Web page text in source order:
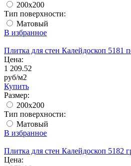
200x200
Тип поверхности:
Матовый
В избранное
Плитка для стен Калейдоскоп 5181
Цена:
1 209.52
руб/м2
Купить
Размер:
200x200
Тип поверхности:
Матовый
В избранное
Плитка для стен Калейдоскоп 5182
Цена: